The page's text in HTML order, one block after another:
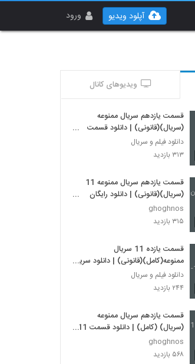
ورود آپلود ویدیو
ویدیوهای کانال
قسمت یازدهم سریال ممنوعه
(سریال)(قانونی) | دانلود قسمت
یازدم(11) سریال ممنوعه . یازده
دانلود فیلم و سریال
۳۱۳ بازدید
قسمت یازدهم سریال ممنوعه 11
(سریال)(قانونی) | دانلود رایگان
قسمت 11 سریال ممنوعه -یازده-
(online)
ghoghnos
۳۱۵ بازدید
قسمت یازده 11 سریال
ممنوعه(کامل)(قانونی) | دانلود سریال
کیفیتFULL HD
دانلود فیلم و سریال
۲۴۴ بازدید
قسمت یازدهم سریال ممنوعه
(سریال) (کامل) | دانلود قسمت 11
ممنوعه - 11- ده - HD
ghoghnos
۵۶۸ بازدید